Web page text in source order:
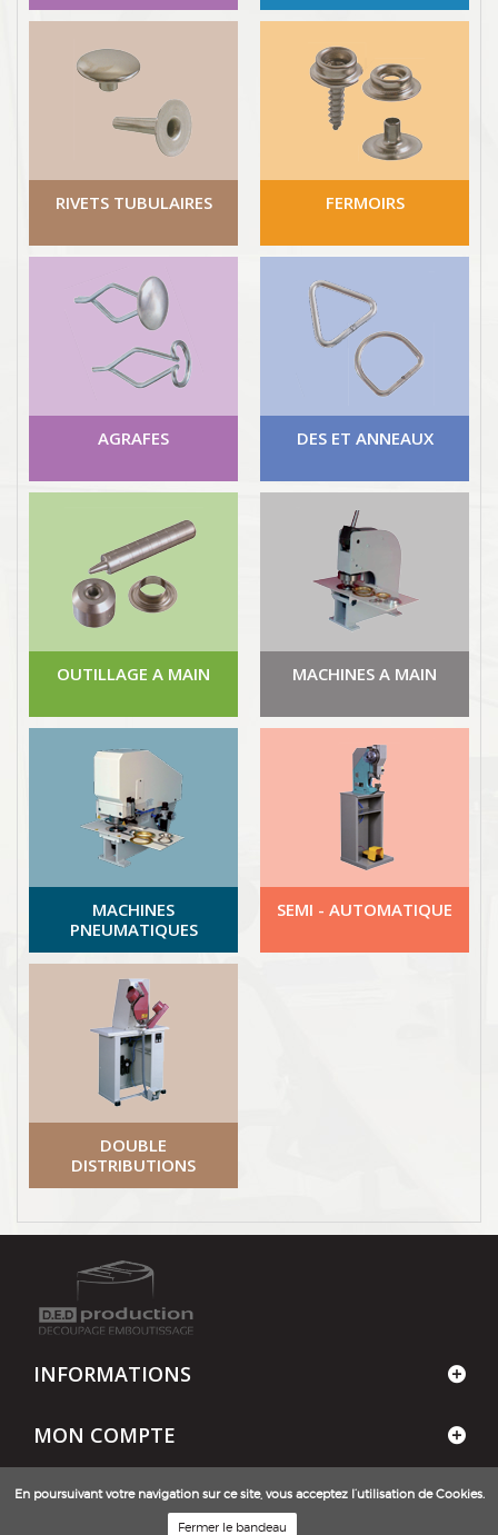
En poursuivant votre navigation sur ce site, vous acceptez l’utilisation de Cookies.
Fermer le bandeau
RIVETS TUBULAIRES FERMOIRS
AGRAFES DES ET ANNEAUX
OUTILLAGE A MAIN MACHINES A MAIN
MACHINES
PNEUMATIQUES
SEMI - AUTOMATIQUE
DOUBLE
DISTRIBUTIONS
INFORMATIONS
MON COMPTE
CONTACT